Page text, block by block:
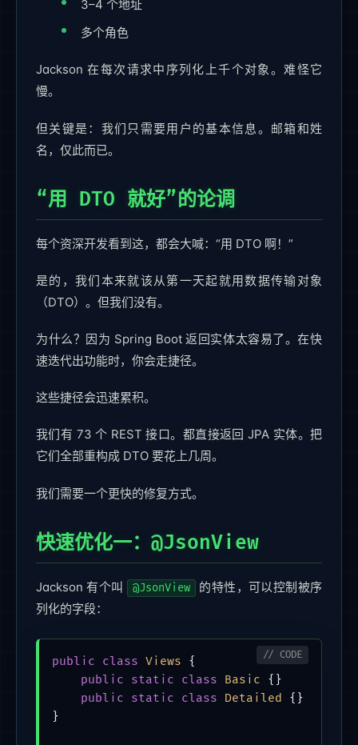
3–4 个地址
多个角色
Jackson 在每次请求中序列化上千个对象。难怪它
慢。
但关键是：我们只需要用户的基本信息。邮箱和姓
名，仅此而已。
“用 DTO 就好”的论调
每个资深开发看到这，都会大喊：“用 DTO 啊！”
是的，我们本来就该从第一天起就用数据传输对象
（DTO）。但我们没有。
为什么？因为 Spring Boot 返回实体太容易了。在快
速迭代出功能时，你会走捷径。
这些捷径会迅速累积。
我们有 73 个 REST 接口。都直接返回 JPA 实体。把
它们全部重构成 DTO 要花上几周。
我们需要一个更快的修复方式。
快速优化一：@JsonView
Jackson 有个叫 @JsonView
的特性，可以控制被序
列化的字段：
public class Views {
public
static class Basic {}
public
static class Detailed
{}
}